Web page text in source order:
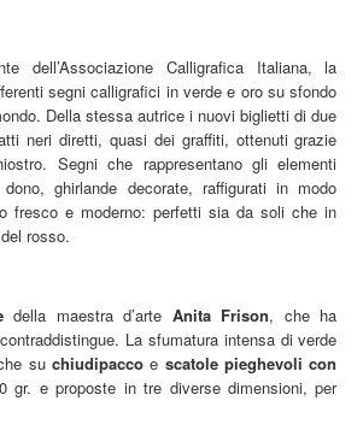
dell’Associazione Calligrafica Italiana, la
segni calligrafici in verde e oro su sfondo
Della stessa autrice i nuovi biglietti di due
neri diretti, quasi dei graffiti, ottenuti grazie
Segni che rappresentano gli elementi
ghirlande decorate, raffigurati in modo
fresco e moderno: perfetti sia da soli che in
rosso.
della maestra d’arte Anita Frison, che ha
La sfumatura intensa di verde
suchiudipacco e scatole pieghevoli con
gr. e proposte in tre diverse dimensioni, per